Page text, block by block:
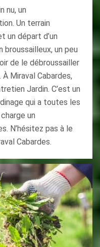
nu, un
Un terrain
un départ d’un
broussailleux, un peu
de le débroussailler
Miraval Cabardes,
Jardin. C’est un
qui a toutes les
un
N’hésitez pas à le
Cabardes.